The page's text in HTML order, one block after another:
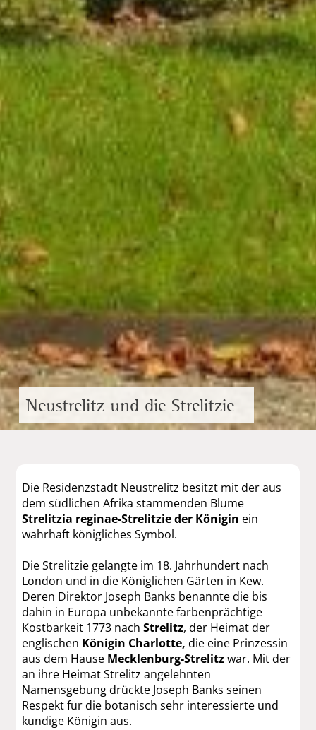
Neustrelitz und die Strelitzie
Die Residenzstadt Neustrelitz besitzt mit der aus
dem südlichen Afrika stammenden Blume
Strelitzia reginae-Strelitzie der Königin ein
wahrhaft königliches Symbol.
Die Strelitzie gelangte im 18. Jahrhundert nach
London und in die Königlichen Gärten in Kew.
Deren Direktor Joseph Banks benannte die bis
dahin in Europa unbekannte farbenprächtige
Kostbarkeit 1773 nach Strelitz, der Heimat der
englischen Königin Charlotte, die eine Prinzessin
aus dem Hause Mecklenburg-Strelitzwar. Mit der
an ihre Heimat Strelitz angelehnten
Namensgebung drückte Joseph Banks seinen
Respekt für die botanisch sehr interessierte und
kundige Königin aus.